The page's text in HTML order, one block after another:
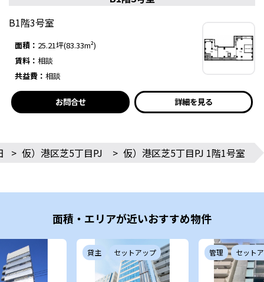
B1階3号室
面積： 25.21坪(83.33m²)
賃料： 相談
共益費： 相談
お問合せ 詳細を見る
> 仮）港区芝5丁目PJ > 仮）港区芝5丁目PJ 1階1号室
面積・エリアが近いおすすめ物件
貸主 セットアップ 管理 セット